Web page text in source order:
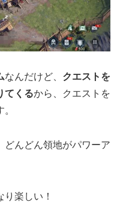
なんだけど、 クエストを
てくるから、クエストを
どんどん領地がパワーア
楽しい！